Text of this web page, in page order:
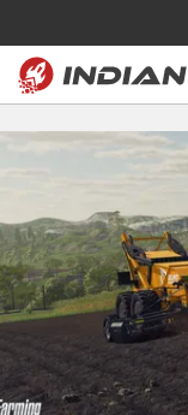
Magazín
Videa
Soutěže
Databáze